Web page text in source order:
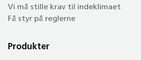
Vi må stille krav til indeklimaet
Få styr på reglerne
Produkter